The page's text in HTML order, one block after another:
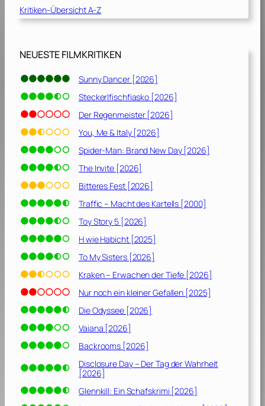
V
e
g
n
g
e
n
h
i
t
[
0
1
4
]
Kritiken-Übersicht A-Z
NEUESTE FILMKRITIKEN
Sunny Dancer [2026]
Steckerlfischfiasko [2026]
Der Regenmeister [2026]
You, Me & Italy [2026]
Spider-Man: Brand New Day [2026]
The Invite [2026]
Bitteres Fest [2026]
Traffic – Macht des Kartells [2000]
Toy Story 5 [2026]
H wie Habicht [2025]
To My Sisters [2026]
Kraken – Erwachen der Tiefe [2026]
Nur noch ein kleiner Gefallen [2025]
Die Odyssee [2026]
Vaiana [2026]
Backrooms [2026]
Disclosure Day – Der Tag der Wahrheit
[2026]
Glennkill: Ein Schafskrimi [2026]